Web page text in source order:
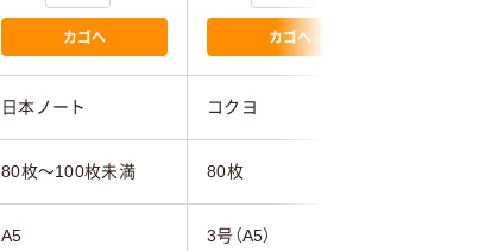
カゴへ カゴへ
日本ノート コクヨ
80枚～100枚未満 80枚
A5 3号（A5）